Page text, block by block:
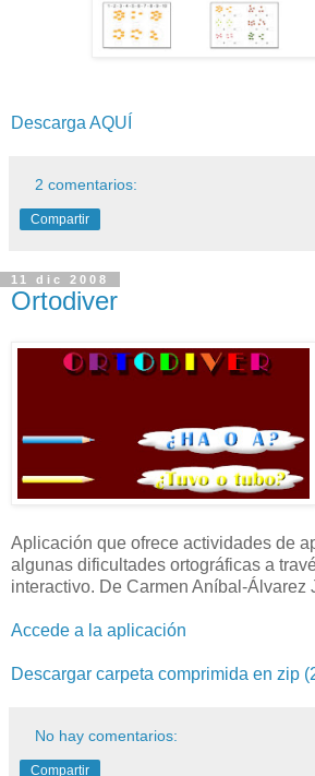
Descarga AQUÍ
2 comentarios:
Compartir
11 dic 2008
Ortodiver
Aplicación que ofrece actividades de
algunas dificultades ortográficas a
interactivo. De Carmen Aníbal-Álvarez
Accede a la aplicación
Descargar carpeta comprimida en zip
No hay comentarios:
Compartir